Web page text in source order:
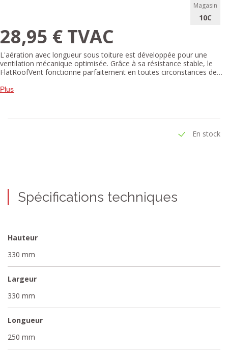
Magasin
10C
28,95 € TVAC
L'aération avec longueur sous toiture est développée pour une
ventilation mécanique optimisée. Grâce à sa résistance stable, le
FlatRoofVent fonctionne parfaitement en toutes circonstances de
trous de vis supplémentaires assurent une installation optimale du
Plus
En stock
Spécifications techniques
Hauteur
330 mm
Largeur
330 mm
Longueur
250 mm